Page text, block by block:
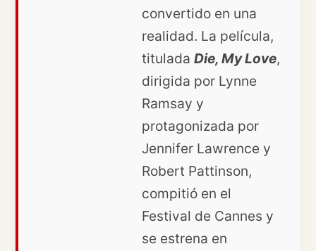
convertido en una
realidad. La película,
titulada Die, My Love,
dirigida por Lynne
Ramsay y
protagonizada por
Jennifer Lawrence y
Robert Pattinson,
compitió en el
Festival de Cannes y
se estrena en